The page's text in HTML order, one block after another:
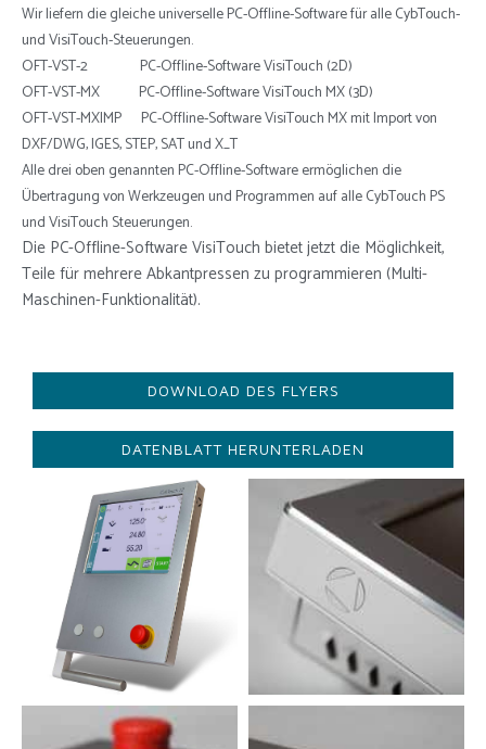
Wir liefern die gleiche universelle PC-Offline-Software für alle CybTouch-
und VisiTouch-Steuerungen.
OFT-VST-2 PC-Offline-Software VisiTouch (2D)
OFT-VST-MX PC-Offline-Software VisiTouch MX (3D)
OFT-VST-MXIMP PC-Offline-Software VisiTouch MX mit Import von
DXF/DWG, IGES, STEP, SAT und X_T
Alle drei oben genannten PC-Offline-Software ermöglichen die
Übertragung von Werkzeugen und Programmen auf alle CybTouch PS
und VisiTouch Steuerungen.
Die PC-Offline-Software VisiTouch bietet jetzt die Möglichkeit,
Teile für mehrere Abkantpressen zu programmieren (Multi-
Maschinen-Funktionalität).
DOWNLOAD DES FLYERS
DATENBLATT HERUNTERLADEN